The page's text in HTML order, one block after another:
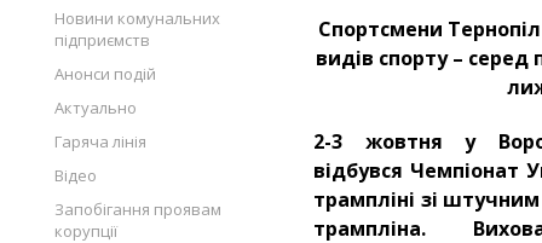
Новини комунальних
підприємств
Анонси подій
Актуально
Гаряча лінія
Відео
Запобігання проявам
корупції
Спортсмени
видів спорту – серед
2-3 жовтня у
відбувся Чемпіонат
трампліні зі
трампліна.